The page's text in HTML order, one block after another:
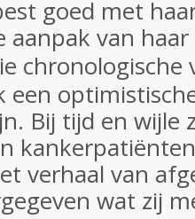
goed met
aanpak van haar
chronologische
een
Bij tijd en wijle
verhaal van
wat zij